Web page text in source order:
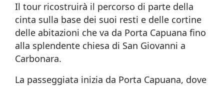
Il tour ricostruirà il percorso di parte della
cinta sulla base dei suoi resti e delle cortine
delle abitazioni che va da Porta Capuana fino
alla splendente chiesa di San Giovanni a
Carbonara.
La passeggiata inizia da Porta Capuana, dove